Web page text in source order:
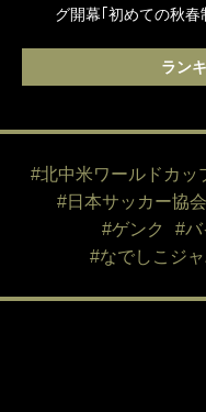
グ開幕｢初めての秋
ラン
#北中米ワールドカッ
#日本サッカー協会
#ゲンク
#バ
#なでしこジ